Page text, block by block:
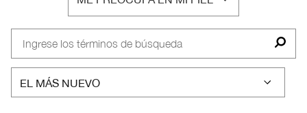
TIPO
DE
PIEL
FILTRAR
RESEÑAS
ME
EN